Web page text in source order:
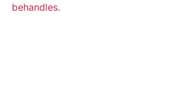
behandles.